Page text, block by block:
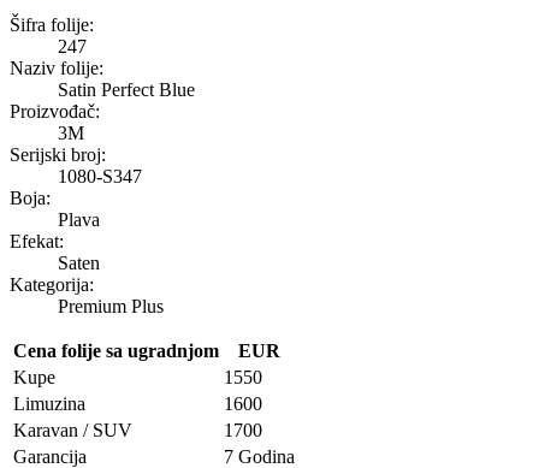
Satin Perfect Blue
Šifra folije:
247
Naziv folije:
Satin Perfect Blue
Proizvođač:
3M
Serijski broj:
1080-S347
Boja:
Plava
Efekat:
Saten
Kategorija:
Premium Plus
Cena folije sa ugradnjom
EUR
Kupe
1550
Limuzina
1600
Karavan / SUV
1700
Garancija
7 Godina